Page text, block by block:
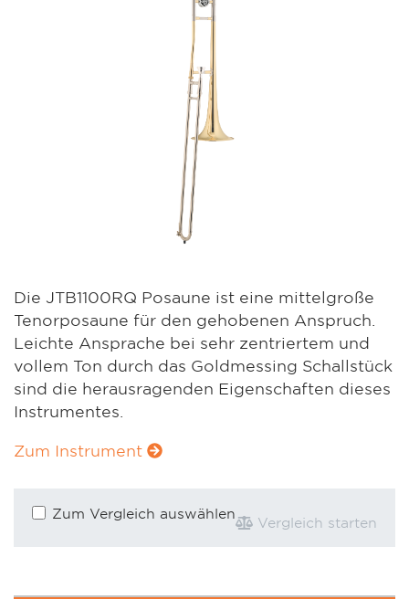
Die JTB1100RQ Posaune ist eine mittelgroße
Tenorposaune für den gehobenen Anspruch.
Leichte Ansprache bei sehr zentriertem und
vollem Ton durch das Goldmessing Schallstück
sind die herausragenden Eigenschaften dieses
Instrumentes.
Zum Instrument
Zum Vergleich auswählen
Vergleich starten